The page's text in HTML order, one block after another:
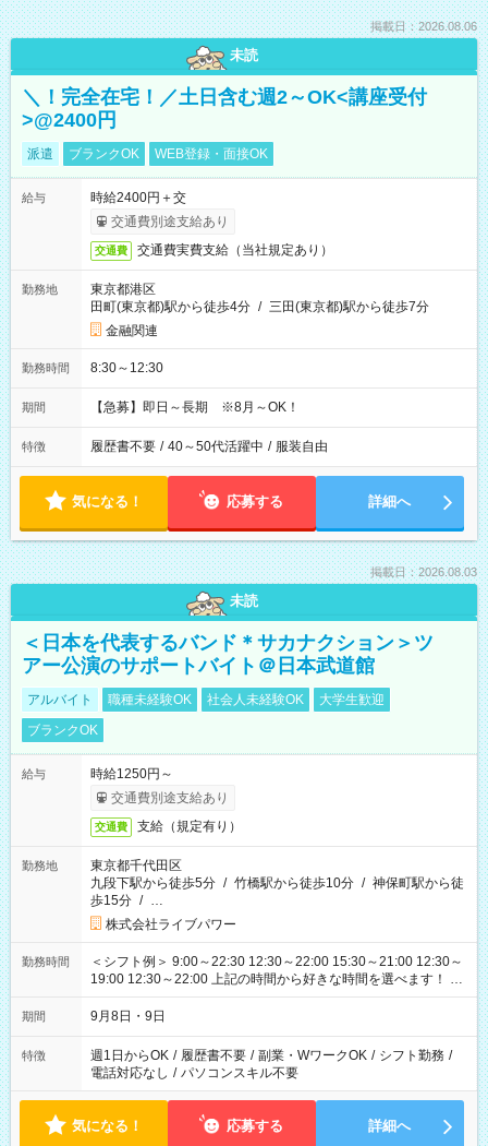
掲載日：2026.08.06
未読
＼！完全在宅！／土日含む週2～OK<講座受付
>@2400円
派遣 ブランクOK WEB登録・面接OK
給与
時給2400円＋交
交通費別途支給あり
交通費 交通費実費支給（当社規定あり）
勤務地
東京都港区
田町(東京都)駅から徒歩4分 / 三田(東京都)駅から徒歩7分
金融関連
勤務時間 8:30～12:30
期間 【急募】即日～長期 ※8月～OK！
特徴 履歴書不要 / 40～50代活躍中 / 服装自由
気になる！ 応募する 詳細へ
掲載日：2026.08.03
未読
＜日本を代表するバンド＊サカナクション＞ツ
アー公演のサポートバイト＠日本武道館
アルバイト 職種未経験OK 社会人未経験OK
大学生歓迎
ブランクOK
給与
時給1250円～
交通費別途支給あり
交通費 支給（規定有り）
勤務地
東京都千代田区
九段下駅から徒歩5分 / 竹橋駅から徒歩10分 / 神保町駅から徒
歩15分 / …
株式会社ライブパワー
勤務時間
＜シフト例＞ 9:00～22:30 12:30～22:00 15:30～21:00 12:30～
19:00 12:30～22:00 上記の時間から好きな時間を選べます！ ※
時間は変更となる可能性があります
期間 9月8日・9日
特徴 週1日からOK / 履歴書不要 / 副業・WワークOK / シフト勤務 /
電話対応なし / パソコンスキル不要
気になる！ 応募する 詳細へ